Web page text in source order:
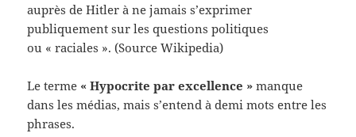
auprès de Hitler à ne jamais s’exprimer
publiquement sur les questions politiques
ou « raciales ». (Source Wikipedia)
Le terme « Hypocrite par excellence » manque
dans les médias, mais s’entend à demi mots entre les
phrases.